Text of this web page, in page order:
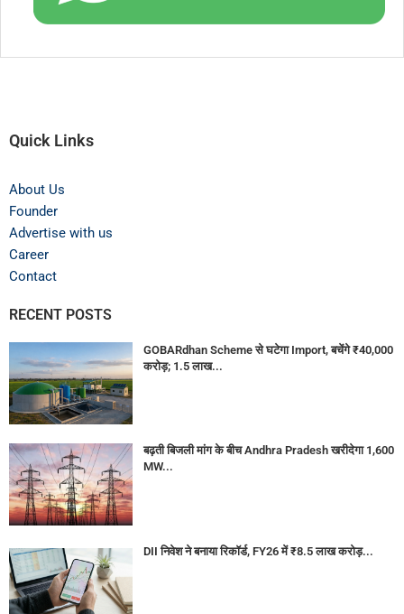
Quick Links
About Us
Founder
Advertise with us
Career
Contact
RECENT POSTS
GOBARdhan Scheme से घटेगा Import, बचेंगे ₹40,000
करोड़; 1.5 लाख...
बढ़ती बिजली मांग के बीच Andhra Pradesh खरीदेगा 1,600
MW...
DII निवेश ने बनाया रिकॉर्ड, FY26 में ₹8.5 लाख करोड़...